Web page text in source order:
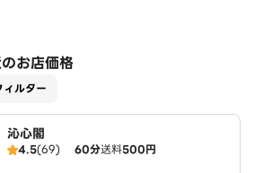
お店価格
ィルター
沁心閣
4.5(69) 60分送料500円